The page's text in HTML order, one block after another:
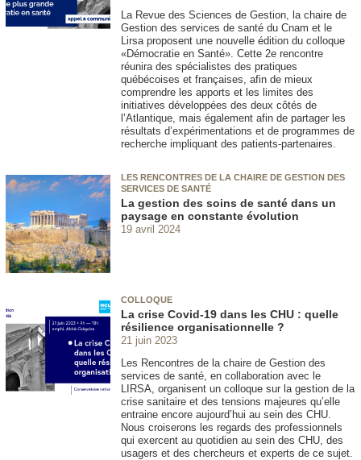
La Revue des Sciences de Gestion, la chaire de
Gestion des services de santé du Cnam et le
Lirsa proposent une nouvelle édition du colloque
«Démocratie en Santé». Cette 2e rencontre
réunira des spécialistes des pratiques
québécoises et françaises, afin de mieux
comprendre les apports et les limites des
initiatives développées des deux côtés de
l’Atlantique, mais également afin de partager les
résultats d’expérimentations et de programmes de
recherche impliquant des patients-partenaires.
LES RENCONTRES DE LA CHAIRE DE GESTION DES
SERVICES DE SANTÉ
La gestion des soins de santé dans un
paysage en constante évolution
19 avril 2024
COLLOQUE
La crise Covid-19 dans les CHU : quelle
résilience organisationnelle ?
21 juin 2023
Les Rencontres de la chaire de Gestion des
services de santé, en collaboration avec le
LIRSA, organisent un colloque sur la gestion de la
crise sanitaire et des tensions majeures qu’elle
entraine encore aujourd’hui au sein des CHU.
Nous croiserons les regards des professionnels
qui exercent au quotidien au sein des CHU, des
usagers et des chercheurs et experts de ce sujet.